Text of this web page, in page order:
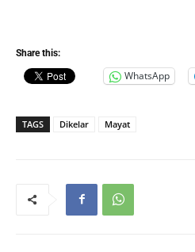
Share this:
WhatsApp
TAGS Dikelar Mayat